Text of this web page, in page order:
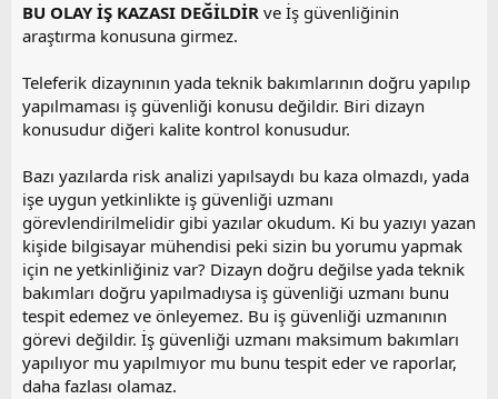
BU OLAY İŞ KAZASI DEĞİLDİR ve İş güvenliğinin
araştırma konusuna girmez.
Teleferik dizaynının yada teknik bakımlarının doğru yapılıp
yapılmaması iş güvenliği konusu değildir. Biri dizayn
konusudur diğeri kalite kontrol konusudur.
Bazı yazılarda risk analizi yapılsaydı bu kaza olmazdı, yada
işe uygun yetkinlikte iş güvenliği uzmanı
görevlendirilmelidir gibi yazılar okudum. Ki bu yazıyı yazan
kişide bilgisayar mühendisi peki sizin bu yorumu yapmak
için ne yetkinliğiniz var? Dizayn doğru değilse yada teknik
bakımları doğru yapılmadıysa iş güvenliği uzmanı bunu
tespit edemez ve önleyemez. Bu iş güvenliği uzmanının
görevi değildir. İş güvenliği uzmanı maksimum bakımları
yapılıyor mu yapılmıyor mu bunu tespit eder ve raporlar,
daha fazlası olamaz.